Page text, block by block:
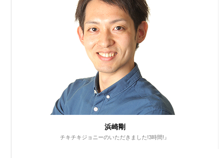
浜崎剛
チキチキジョニーのいただきました!3時間!』